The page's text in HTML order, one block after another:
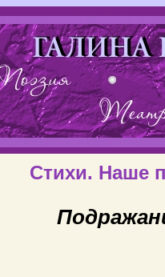
Стихи. Наше